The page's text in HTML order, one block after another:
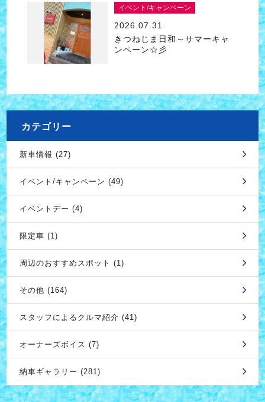
イベント/キャンペーン
2026.07.31
きつねじま日和～サマーキャ
ンペーン☆彡
カテゴリー
新車情報 (27)
イベント/キャンペーン (49)
イベントデー (4)
限定車 (1)
周辺のおすすめスポット (1)
その他 (164)
スタッフによるクルマ紹介 (41)
オーナーズボイス (7)
納車ギャラリー (281)